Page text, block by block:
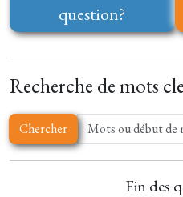
question?
Recherche de mots
Chercher
Fin des